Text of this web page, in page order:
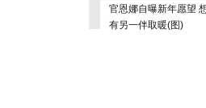
官恩娜自曝新年愿望
有另一伴取暖(图)